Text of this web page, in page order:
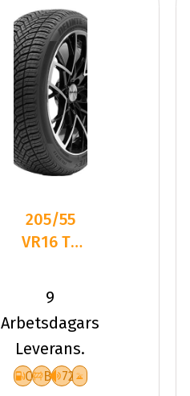
205/55
VR16 TL
DELINTE
AW6 XL
9
Arbetsdagars
Leverans.
C B 72